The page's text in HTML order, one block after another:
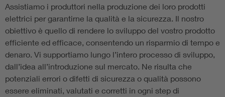
Assistiamo i produttori nella produzione dei loro prodotti
elettrici per garantirne la qualità e la sicurezza. Il nostro
obiettivo è quello di rendere lo sviluppo del vostro prodotto
efficiente ed efficace, consentendo un risparmio di tempo e
denaro. Vi supportiamo lungo l’intero processo di sviluppo,
dall’idea all’introduzione sul mercato. Ne risulta che
potenziali errori o difetti di sicurezza o qualità possono
essere eliminati, valutati e corretti in ogni step di